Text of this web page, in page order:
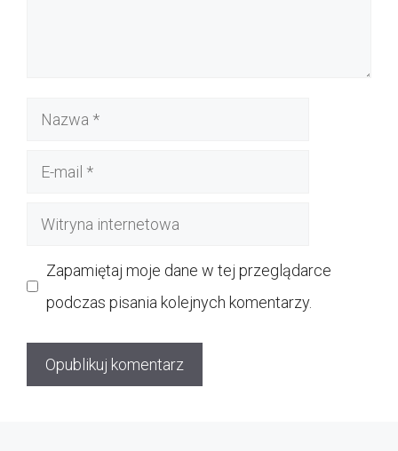
Nazwa
Witryna
Zapamiętaj moje dane w tej przeglądarce
podczas pisania kolejnych komentarzy.